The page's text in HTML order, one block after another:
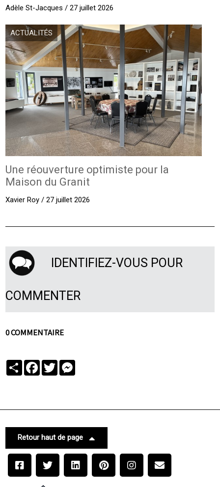
Adèle St-Jacques / 27 juillet 2026
ACTUALITÉS
Une réouverture optimiste pour la
Maison du Granit
Xavier Roy / 27 juillet 2026
IDENTIFIEZ-VOUS POUR
COMMENTER
0 COMMENTAIRE
PartagerFacebook
Twitter
Retour haut de page